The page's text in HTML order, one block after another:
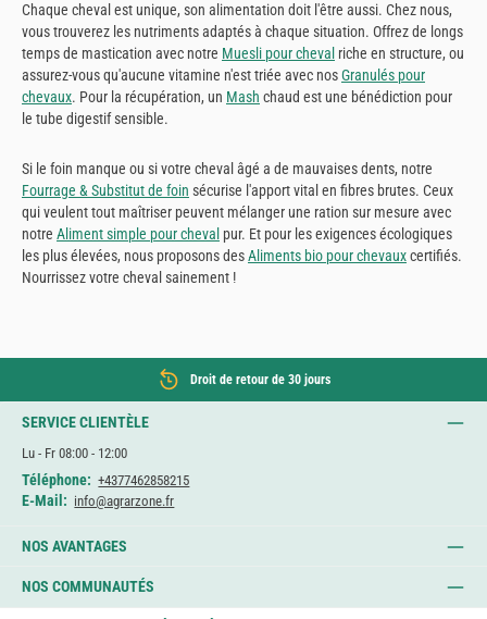
Chaque cheval est unique, son alimentation doit l'être aussi. Chez nous,
vous trouverez les nutriments adaptés à chaque situation. Offrez de longs
temps de mastication avec notre Muesli pour cheval riche en structure, ou
assurez-vous qu'aucune vitamine n'est triée avec nosGranulés pour
chevaux. Pour la récupération, un Mash chaud est une bénédiction pour
le tube digestif sensible.
Si le foin manque ou si votre cheval âgé a de mauvaises dents, notre
Fourrage & Substitut de foin sécurise l'apport vital en fibres brutes. Ceux
qui veulent tout maîtriser peuvent mélanger une ration sur mesure avec
notre Aliment simple pour cheval pur. Et pour les exigences écologiques
les plus élevées, nous proposons desAliments bio pour chevauxcertifiés.
Nourrissez votre cheval sainement !
Droit de retour de 30 jours
SERVICE CLIENTÈLE
Lu - Fr 08:00 - 12:00
Téléphone: +4377462858215
E-Mail: info@agrarzone.fr
NOS AVANTAGES
NOS COMMUNAUTÉS